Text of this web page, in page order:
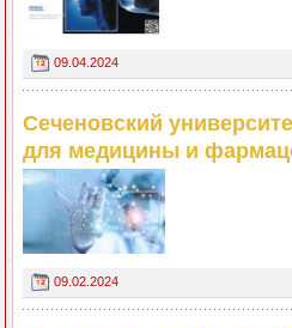
09.04.2024
Сеченовский
для медицины и
09.02.2024